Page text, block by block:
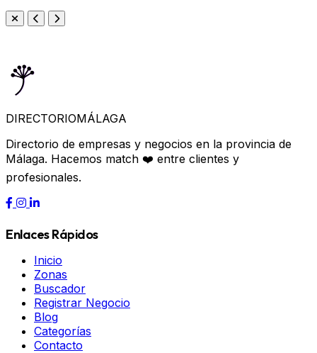
DIRECTORIOMÁLAGA
Directorio de empresas y negocios en la provincia de
Málaga. Hacemos match ❤️ entre clientes y
profesionales.
Enlaces Rápidos
Inicio
Zonas
Buscador
Registrar Negocio
Blog
Categorías
Contacto